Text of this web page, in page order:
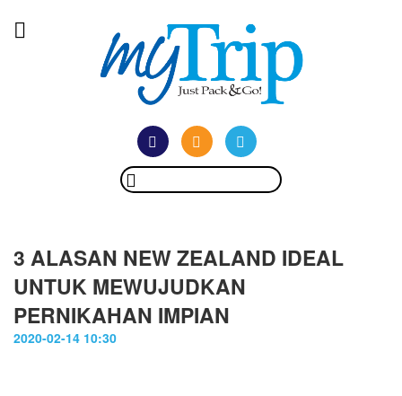
3 ALASAN NEW ZEALAND IDEAL
UNTUK MEWUJUDKAN
PERNIKAHAN IMPIAN
2020-02-14 10:30